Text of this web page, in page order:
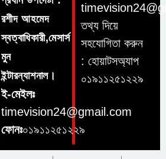
রশীদ আহমেদ
স্বত্বাধিকারী,মেসার্স
মুন
ইন্টারন্যাশনাল।
ই-মেইলঃ
timevision24@gmail.com
ফোনঃ০১৯১১২৫১২২৯
তথ্য দিয়ে
সহযোগিতা করুন
: হোয়াটসঅ্যাপ
০১৯১১২৫১২২৯